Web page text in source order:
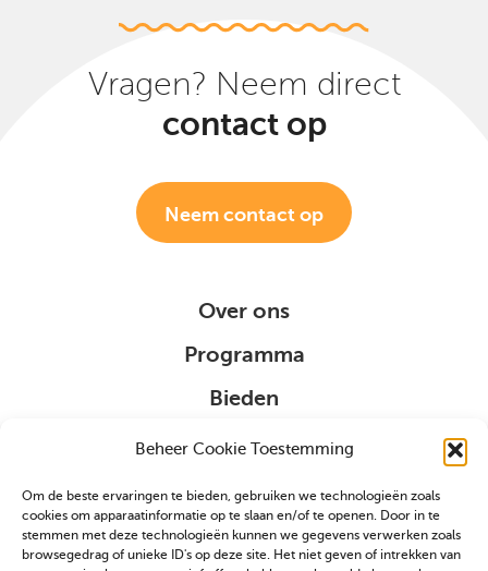
Beheer Cookie Toestemming
Om de beste ervaringen te bieden, gebruiken we technologieën zoals
cookies om apparaatinformatie op te slaan en/of te openen. Door in te
stemmen met deze technologieën kunnen we gegevens verwerken zoals
browsegedrag of unieke ID's op deze site. Het niet geven of intrekken van
Vragen? Neem direct
contact op
Neem contact op
Over ons
Programma
Bieden
Organisatie
Sponsoring
VIP